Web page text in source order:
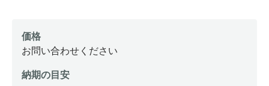
価格
お問い合わせください
納期の目安